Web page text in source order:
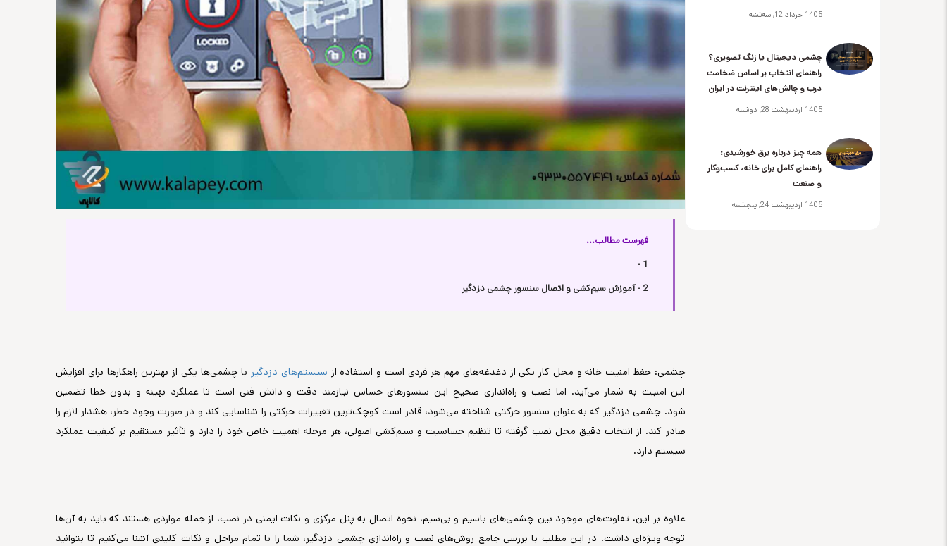
فهرست مطالب...
1 -
2 - آموزش سیم‌کشی و اتصال سنسور چشمی دزدگیر
چشمی: حفظ امنیت خانه و محل کار یکی از دغدغه‌های مهم هر فردی است و استفاده از سیستم‌های دزدگیر با چشمی‌ها یکی از بهترین راهکارها برای افزایش
این امنیت به شمار می‌آید. اما نصب و راه‌اندازی صحیح این سنسورهای حساس نیازمند دقت و دانش فنی است تا عملکرد بهینه و بدون خطا تضمین
شود. چشمی دزدگیر که به عنوان سنسور حرکتی شناخته می‌شود، قادر است کوچک‌ترین تغییرات حرکتی را شناسایی کند و در صورت وجود خطر، هشدار لازم را
صادر کند. از انتخاب دقیق محل نصب گرفته تا تنظیم حساسیت و سیم‌کشی اصولی، هر مرحله اهمیت خاص خود را دارد و تأثیر مستقیم بر کیفیت عملکرد
سیستم دارد.
علاوه بر این، تفاوت‌های موجود بین چشمی‌های باسیم و بی‌سیم، نحوه اتصال به پنل مرکزی و نکات ایمنی در نصب، از جمله مواردی هستند که باید به آن‌ها
توجه ویژه‌ای داشت. در این مطلب با بررسی جامع روش‌های نصب و راه‌اندازی چشمی دزدگیر، شما را با تمام مراحل و نکات کلیدی آشنا می‌کنیم تا بتوانید
1405 خرداد 12, سه‌شنبه
چشمی دیجیتال یا زنگ تصویری؟
راهنمای انتخاب بر اساس ضخامت
درب و چالش‌های اینترنت در ایران
1405 اردیبهشت 28, دوشنبه
همه چیز درباره برق خورشیدی:
راهنمای کامل برای خانه، کسب‌وکار
و صنعت
1405 اردیبهشت 24, پنجشنبه